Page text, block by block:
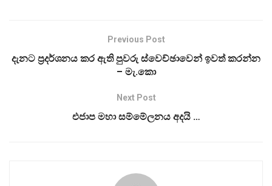
Previous Post
දැනට ප්‍රදර්ශනය කර ඇති පුවරු ස්වෙච්ඡාවෙන් ඉවත් කරන්න
– මැ.කො
Next Post
එජාප මහා සම්මේලනය අදයි …